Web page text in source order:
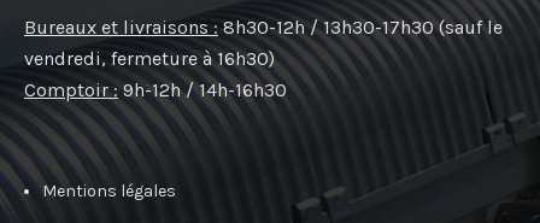
Bureaux et livraisons : 8h30-12h / 13h30-17h30 (sauf le
vendredi, fermeture à 16h30)
Comptoir : 9h-12h / 14h-16h30
Mentions légales